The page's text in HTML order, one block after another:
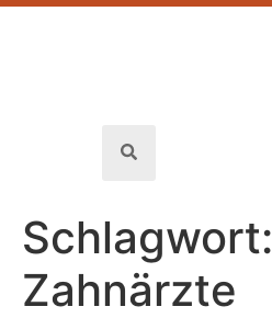
Schlagwort:
Zahnärzte